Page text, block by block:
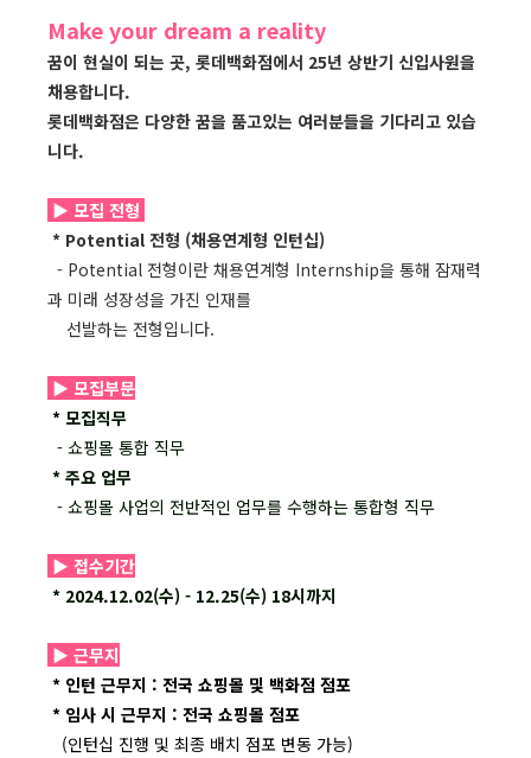
Make your dream a reality
꿈이 현실이 되는 곳, 롯데백화점에서 25년 상반기 신입사원을
채용합니다.
롯데백화점은 다양한 꿈을 품고있는 여러분들을 기다리고 있습
니다.
▶ 모집 전형
* Potential 전형 (채용연계형 인턴십)
- Potential 전형이란 채용연계형 Internship을 통해 잠재력
과 미래 성장성을 가진 인재를
선발하는 전형입니다.
▶ 모집부문
* 모집직무
- 쇼핑몰 통합 직무
* 주요 업무
- 쇼핑몰 사업의 전반적인 업무를 수행하는 통합형 직무
▶ 접수기간
* 2024.12.02(수) - 12.25(수) 18시까지
▶ 근무지
* 인턴 근무지 : 전국 쇼핑몰 및 백화점 점포
* 임사 시 근무지 : 전국 쇼핑몰 점포
(인턴십 진행 및 최종 배치 점포 변동 가능)